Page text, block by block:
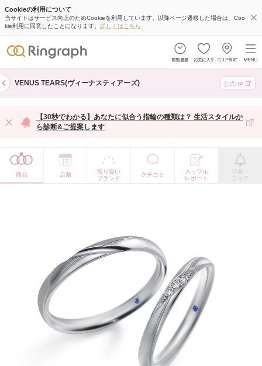
Cookieの利用について
当サイトはサービス向上のためCookieを利用しています。以降ページ遷移した場合は、Coo
kie利用に同意したことになります。 詳しくはこちら
VENUS TEARS(ヴィーナスティアーズ) 公式HP
【30秒でわかる】あなたに似合う指輪の種類は？ 生活スタイルか
ら診断&ご提案します
商品 店舗
取り扱い
ブランド
クチコミ
カップル
レポート
特典・
フェア